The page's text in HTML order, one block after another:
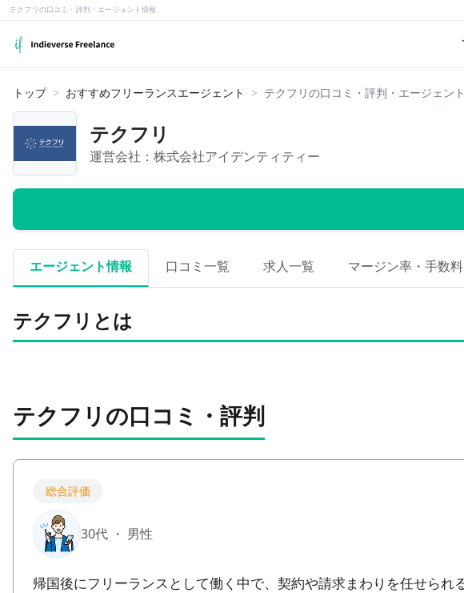
テクフリの口コミ・評判・エージェント情報
トップ おすすめフリーランスエージェント テクフリの口コミ・評判・エージェン
テクフリ
運営会社： 株式会社アイデンティティー
エージェント情報 口コミ一覧 求人一覧 マージン率・手数料
テクフリとは
テクフリの口コミ・評判
総合評価
30代 ・ 男性
帰国後にフリーランスとして働く中で、 契約や請求まわりを任せられ